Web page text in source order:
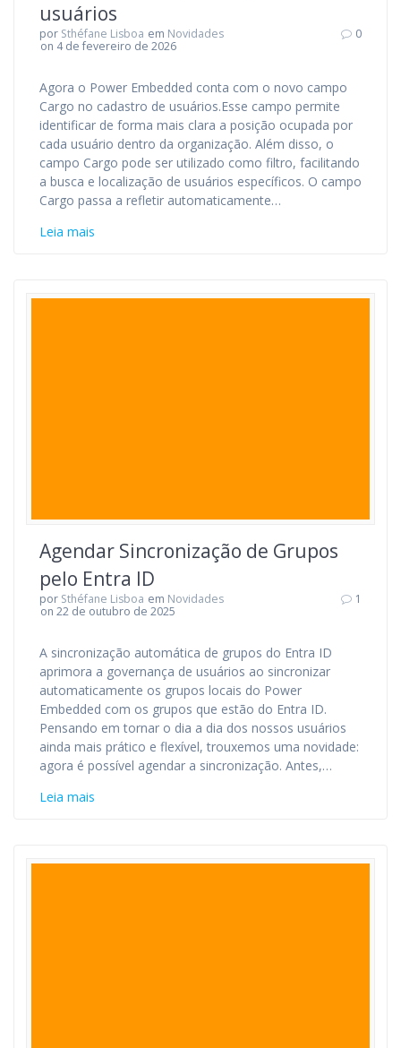
usuários
por Sthéfane Lisboa em Novidades
on 4 de fevereiro de 2026
0
Agora o Power Embedded conta com o novo campo
Cargo no cadastro de usuários.Esse campo permite
identificar de forma mais clara a posição ocupada por
cada usuário dentro da organização. Além disso, o
campo Cargo pode ser utilizado como filtro, facilitando
a busca e localização de usuários específicos. O campo
Cargo passa a refletir automaticamente…
Leia mais
Agendar Sincronização de Grupos
pelo Entra ID
por Sthéfane Lisboa em Novidades
on 22 de outubro de 2025
1
A sincronização automática de grupos do Entra ID
aprimora a governança de usuários ao sincronizar
automaticamente os grupos locais do Power
Embedded com os grupos que estão do Entra ID.
Pensando em tornar o dia a dia dos nossos usuários
ainda mais prático e flexível, trouxemos uma novidade:
agora é possível agendar a sincronização. Antes,…
Leia mais